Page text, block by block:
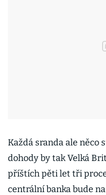
Každá sranda ale něco
dohody by tak Velká
příštích pěti let tři
centrální banka bude